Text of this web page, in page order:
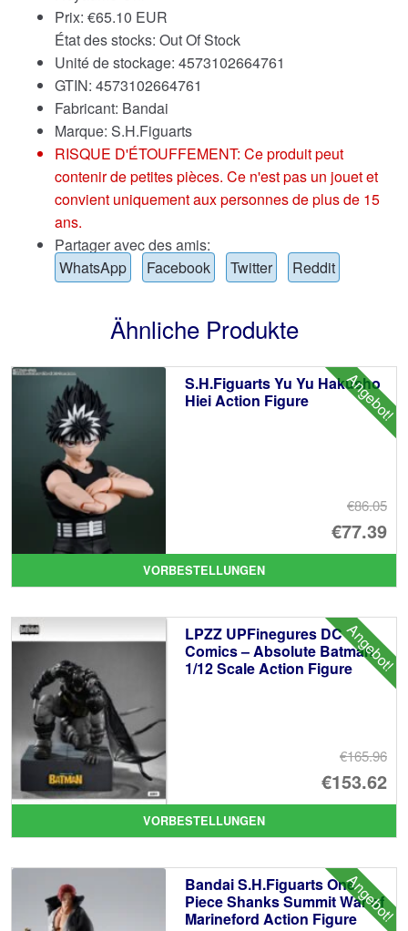
Prix: €65.10 EUR
État des stocks: Out Of Stock
Unité de stockage: 4573102664761
GTIN: 4573102664761
Fabricant: Bandai
Marque: S.H.Figuarts
RISQUE D'ÉTOUFFEMENT: Ce produit peut
contenir de petites pièces. Ce n'est pas un jouet et
convient uniquement aux personnes de plus de 15
ans.
Partager avec des amis:
WhatsApp
Facebook Twitter Reddit
Ähnliche Produkte
Angebot!
S.H.Figuarts Yu Yu Hakusho
Hiei Action Figure
€86.05
€77.39
VORBESTELLUNGEN
Angebot!
LPZZ UPFinegures DC
Comics – Absolute Batman
1/12 Scale Action Figure
€165.96
€153.62
VORBESTELLUNGEN
Angebot!
Bandai S.H.Figuarts One
Piece Shanks Summit War of
Marineford Action Figure